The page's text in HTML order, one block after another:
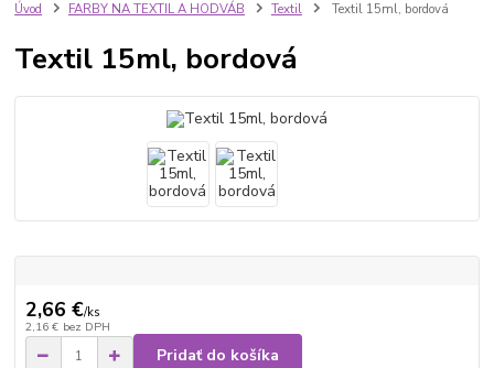
Úvod FARBY NA TEXTIL A HODVÁB Textil Textil 15ml, bordová
Textil 15ml, bordová
2,66 €/ks
2,16 € bez DPH
Pridať do košíka